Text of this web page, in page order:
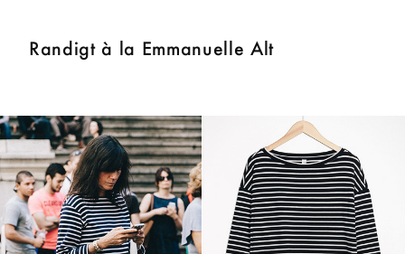
Randigt à la Emmanuelle Alt